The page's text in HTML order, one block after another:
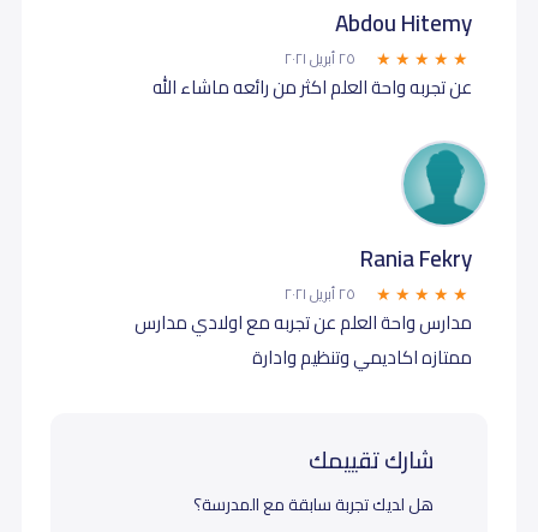
Abdou Hitemy
٢٥ أبريل ٢٠٢١
عن تجربه واحة العلم اكثر من رائعه ماشاء الله
Rania Fekry
٢٥ أبريل ٢٠٢١
مدارس واحة العلم عن تجربه مع اولادي مدارس
ممتازه اكاديمي وتنظيم وادارة
شارك تقييمك
هل لديك تجربة سابقة مع المدرسة؟